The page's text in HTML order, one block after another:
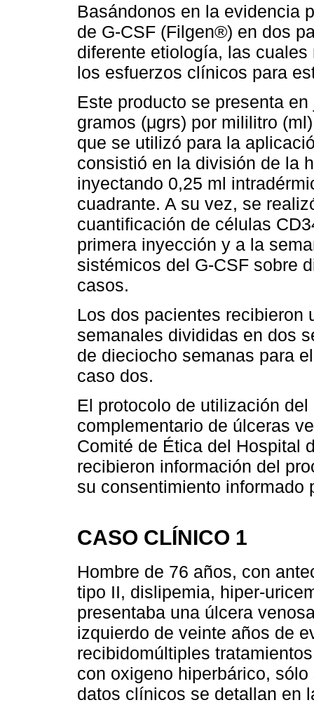
Basándonos en la evidencia
de G-CSF (Filgen®) en dos
diferente etiología, las
los esfuerzos clínicos para
Este producto se presenta
gramos (μgrs) por mililitro
que se utilizó para la
consistió en la división de la
inyectando 0,25 ml
cuadrante. A su vez, se
cuantificación de células
primera inyección y a la
sistémicos del G-CSF sobre
casos.
Los dos pacientes recibieron
semanales divididas en dos
de dieciocho semanas para
caso dos.
El protocolo de utilización
complementario de úlceras
Comité de Ética del Hospital
recibieron información del
su consentimiento informado
CASO CLÍNICO 1
Hombre de 76 años, con
tipo II, dislipemia, hiper-
presentaba una úlcera
izquierdo de veinte años de
recibidomúltiples
con oxigeno hiperbárico,
datos clínicos se detallan en